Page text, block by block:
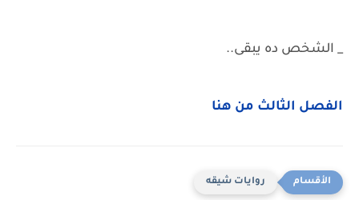
_ الشخص ده يبقى..
الفصل الثالث من هنا
روايات شيقه